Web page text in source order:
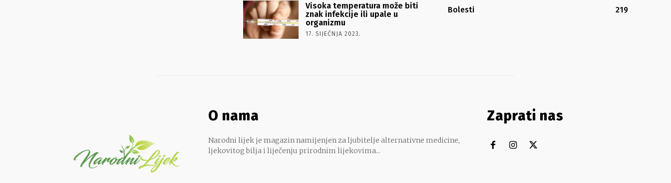
Visoka temperatura može biti
znak infekcije ili upale u
organizmu
17. SIJEČNJA 2023.
Bolesti
219
O nama
Narodni lijek je magazin namijenjen za ljubitelje alternativne medicine,
ljekovitog bilja i liječenju prirodnim lijekovima...
Zaprati nas